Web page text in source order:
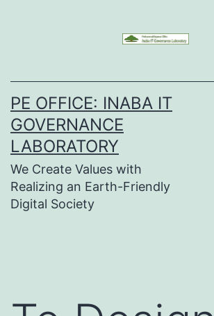
PE OFFICE: INABA IT
GOVERNANCE
LABORATORY
We Create Values with
Realizing an Earth-Friendly
Digital Society